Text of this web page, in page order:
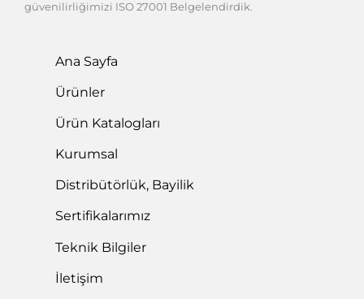
güvenilirliğimizi ISO 27001 Belgelendirdik.
Ana Sayfa
Ürünler
Ürün Katalogları
Kurumsal
Distribütörlük, Bayilik
Sertifikalarımız
Teknik Bilgiler
İletişim